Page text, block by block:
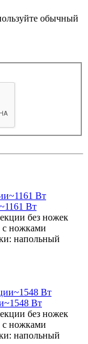
обычный
Вт
без ножек
с ножками
напольный
Вт
без ножек
с ножками
напольный